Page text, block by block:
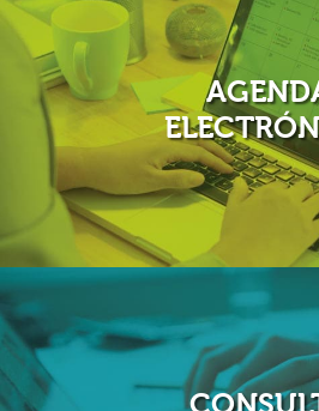
videollamadas de tu
Ahora la agenda en papel paso a
disfruta de tu agenda virtual en
enviar y recibir archivos,
información por